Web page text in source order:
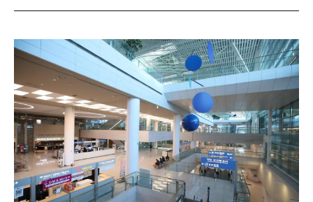
c
b
o
o
i
t
r
o
o
u
t
o
i
n